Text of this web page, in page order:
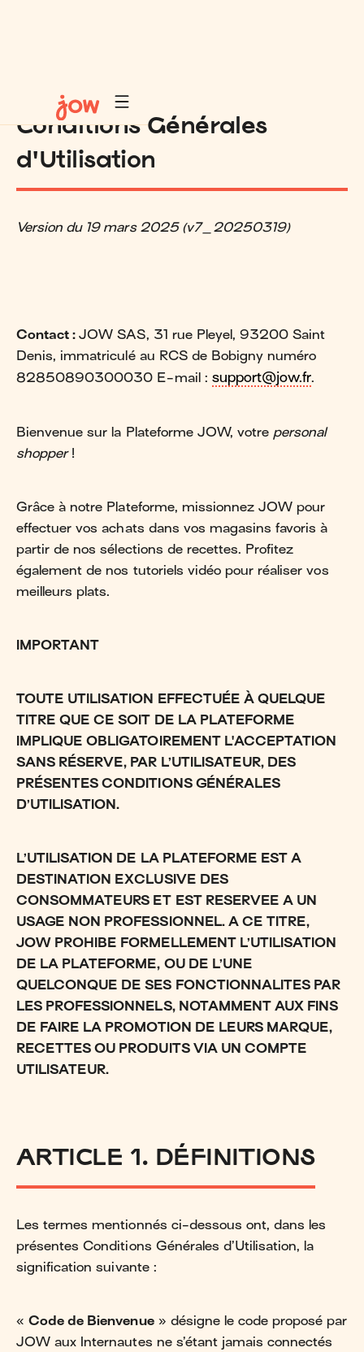
Conditions Générales
d'Utilisation
Version du 19 mars 2025 (v7_20250319)
Contact :JOW SAS, 31 rue Pleyel, 93200 Saint
Denis, immatriculé au RCS de Bobigny numéro
82850890300030 E-mail : support@jow.fr.
Bienvenue sur la Plateforme JOW, votre personal
shopper!
Grâce à notre Plateforme, missionnez JOW pour
effectuer vos achats dans vos magasins favoris à
partir de nos sélections de recettes. Profitez
également de nos tutoriels vidéo pour réaliser vos
meilleurs plats.
IMPORTANT
TOUTE UTILISATION EFFECTUÉE À QUELQUE
TITRE QUE CE SOIT DE LA PLATEFORME
IMPLIQUE OBLIGATOIREMENT L'ACCEPTATION
SANS RÉSERVE, PAR L’UTILISATEUR, DES
PRÉSENTES CONDITIONS GÉNÉRALES
D’UTILISATION.
L’UTILISATION DE LA PLATEFORME EST A
DESTINATION EXCLUSIVE DES
CONSOMMATEURS ET EST RESERVEE A UN
USAGE NON PROFESSIONNEL. A CE TITRE,
JOW PROHIBE FORMELLEMENT L’UTILISATION
DE LA PLATEFORME, OU DE L’UNE
QUELCONQUE DE SES FONCTIONNALITES PAR
LES PROFESSIONNELS, NOTAMMENT AUX FINS
DE FAIRE LA PROMOTION DE LEURS MARQUE,
RECETTES OU PRODUITS VIA UN COMPTE
UTILISATEUR.
ARTICLE 1. DÉFINITIONS
Les termes mentionnés ci-dessous ont, dans les
présentes Conditions Générales d’Utilisation, la
signification suivante :
«Code de Bienvenue» désigne le code proposé par
JOW aux Internautes ne s’étant jamais connectés